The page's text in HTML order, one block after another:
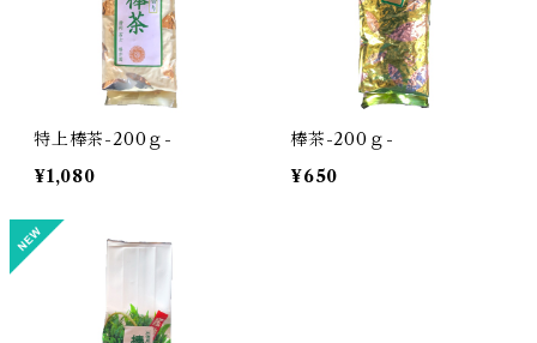
特上棒茶-200ｇ-
¥1,080
棒茶-200ｇ-
¥650